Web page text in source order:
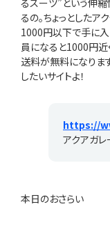
るの。ちょっとした
1000円以下で手に入
員になると1000円
送料が無料になりま
したいサイトよ！
https://
アクアガレ
本日のおさらい